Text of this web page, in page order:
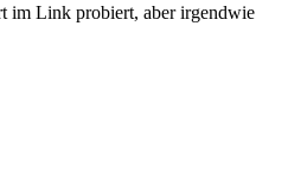
im Link probiert, aber irgendwie